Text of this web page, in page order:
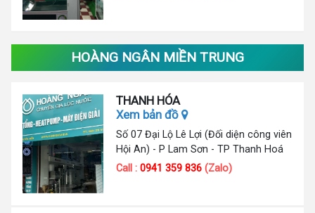
HOÀNG NGÂN MIỀN TRUNG
THANH HÓA
Xem bản đồ
Số 07 Đại Lộ Lê Lợi (Đối diện công viên
Hội An) - P Lam Sơn - TP Thanh Hoá
Call :0941 359 836 (Zalo)